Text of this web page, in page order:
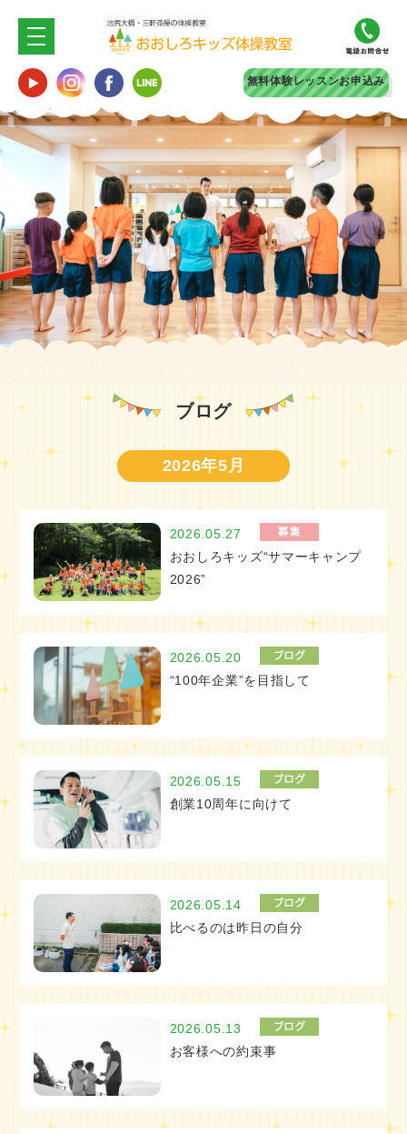
無料体験レッスンお申込み
ブログ
2026年5月
2026.05.27
おおしろキッズ“サマーキャンプ
2026”
2026.05.20
“100年企業”を目指して
2026.05.15
創業10周年に向けて
2026.05.14
比べるのは昨日の自分
2026.05.13
お客様への約束事